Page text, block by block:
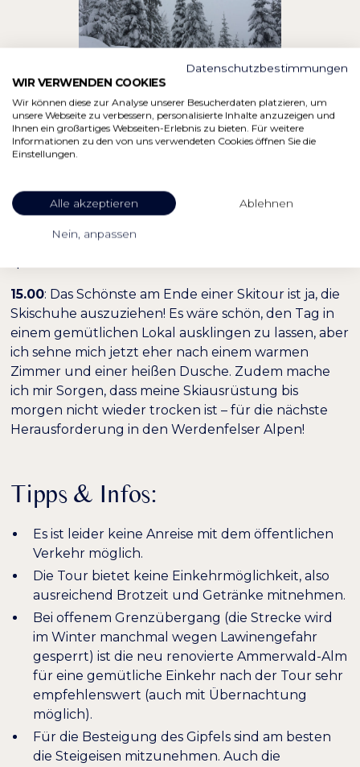
Bald erreichen wir wieder die Waldgrenze und
Anderen schon ein paar Wege gespurt haben! Zum
direkt zum Parkplatz führt. Einen Augenblick
15.00: Das Schönste am Ende einer Skitour ist ja, die
Skischuhe auszuziehen! Es wäre schön, den Tag in
einem gemütlichen Lokal ausklingen zu lassen, aber
ich sehne mich jetzt eher nach einem warmen
Zimmer und einer heißen Dusche. Zudem mache
ich mir Sorgen, dass meine Skiausrüstung bis
morgen nicht wieder trocken ist – für die nächste
Herausforderung in den Werdenfelser Alpen!
Tipps & Infos:
Es ist leider keine Anreise mit dem öffentlichen
Verkehr möglich.
Die Tour bietet keine Einkehrmöglichkeit, also
ausreichend Brotzeit und Getränke mitnehmen.
Bei offenem Grenzübergang (die Strecke wird
im Winter manchmal wegen Lawinengefahr
gesperrt) ist die neu renovierteAmmerwald-Alm
für eine gemütliche Einkehr nach der Tour sehr
empfehlenswert (auch mit Übernachtung
möglich).
Für die Besteigung des Gipfels sind am besten
die Steigeisen mitzunehmen. Auch die
Datenschutzbestimmungen
WIR VERWENDEN COOKIES
Wir können diese zur Analyse unserer Besucherdaten platzieren, um
unsere Webseite zu verbessern, personalisierte Inhalte anzuzeigen und
Ihnen ein großartiges Webseiten-Erlebnis zu bieten. Für weitere
Informationen zu den von uns verwendeten Cookies öffnen Sie die
Einstellungen.
Alle akzeptieren Ablehnen
Nein, anpassen